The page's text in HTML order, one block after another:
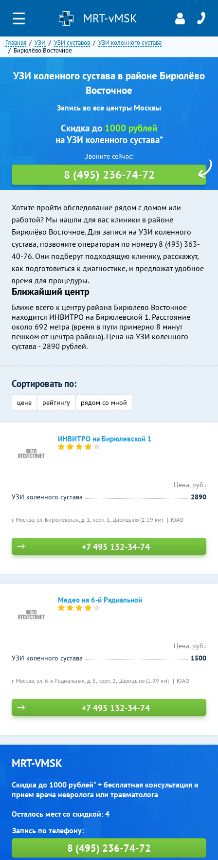
☰ MRT-vMSK
Главная УЗИ УЗИ суставов
УЗИ коленного сустава
Бирюлёво Восточное
УЗИ коленного сустава в районе Бирюлёво
Восточное
Запись во все центры Москвы
Хотите пройти обследование рядом с домом или
работой? Мы нашли для вас клиники в районе
Бирюлёво Восточное. Для записи на УЗИ коленного
сустава, позвоните операторам по номеру 8 (495) 363-
40-76. Они подберут подходящую клинику, расскажут,
как подготовиться к диагностике, и предложат удобное
время для процедуры.
Ближайший центр
Ближе всего к центру района Бирюлёво Восточное
находится ИНВИТРО на Бирюлевской 1. Расстояние
около 692 метра (время в пути примерно 8 минут
пешком от центра района). Цена на УЗИ коленного
сустава - 2890 рублей.
Скидка до 1000 рублей
на УЗИ коленного сустава*
Звоните сейчас!
8 (495) 236-74-72
Сортировать по:
цене рейтингу рядом со мной
ИНВИТРО на Бирюлевской 1
г. Москва, ул. Бирюлевская, д. 1, корп. 1, Царицыно (2.19 км) ЮАО
Цена, руб.:
УЗИ коленного сустава
2890
+7 495 132-34-74
Медео на 6-й Радиальной
г. Москва, ул. 6-я Радиальная, д. 5, корп. 2, Царицыно (1.99 км) ЮАО
Цена, руб.:
УЗИ коленного сустава
1500
+7 495 132-34-74
MRT-VMSK
Скидка до 1000 рублей* + бесплатная консультация и
прием врача невролога или травматолога
Осталось мест со скидкой: 4
8 (495) 236-74-72